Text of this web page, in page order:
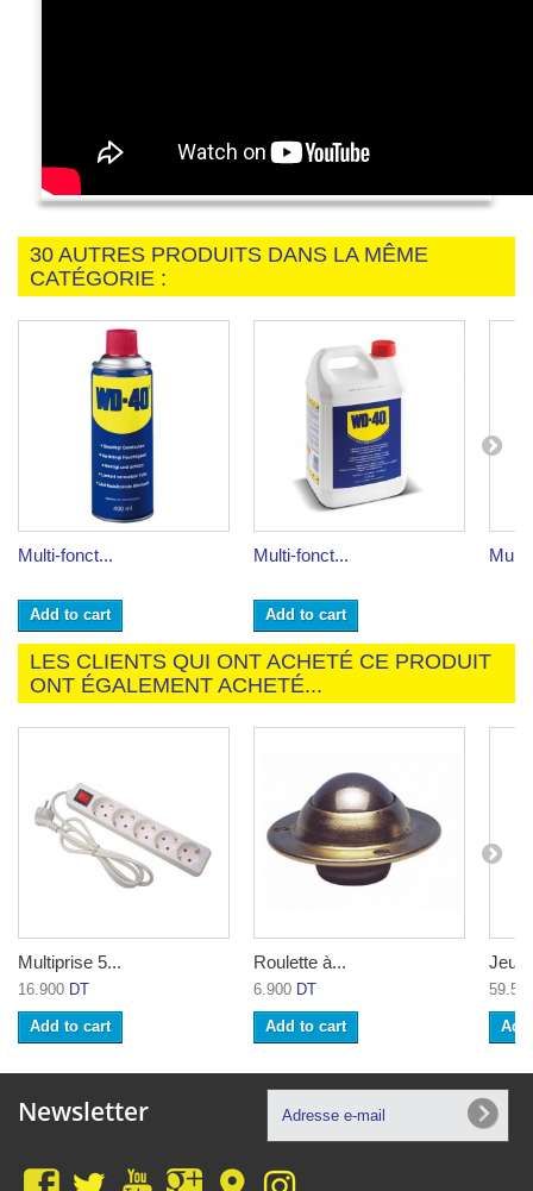
30 AUTRES PRODUITS DANS LA MÊME
CATÉGORIE :
Multi-fonct...
Add to cart
Multi-fonct...
Add to cart
LES CLIENTS QUI ONT ACHETÉ CE PRODUIT
ONT ÉGALEMENT ACHETÉ...
Multiprise 5...
16.900 DT
Add to cart
Roulette à...
6.900 DT
Add to cart
Jeu
Newsletter